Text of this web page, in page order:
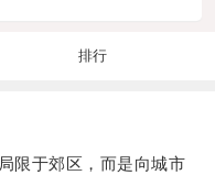
排行
于郊区，而是向城市